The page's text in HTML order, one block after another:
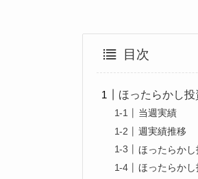
目次
ほったらかし
当週実績
週実績推移
ほったらか
ほったらか